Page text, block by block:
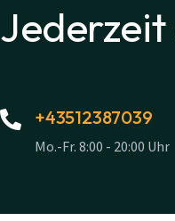
Jederzeit
+43512387039
Mo.-Fr. 8:00 - 20:00 Uhr